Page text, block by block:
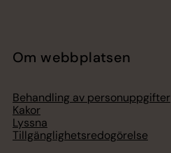
Om webbplatsen
Behandling av personuppgifter
Kakor
Lyssna
Tillgänglighetsredogörelse